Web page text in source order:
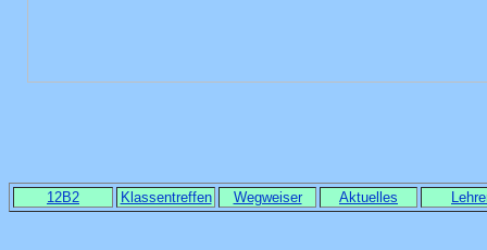
12B2 Klassentreffen Wegweiser Aktuelles